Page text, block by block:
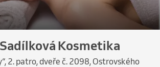
Kosmetika
2. patro, dveře č. 2098, Ostrovského